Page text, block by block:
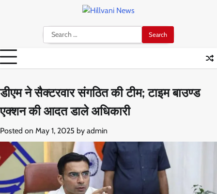
Search
for:
डीएम ने सैक्टरवार संगठित की टीम; टाइम बाउण्ड
एक्शन की आदत डाले अधिकारी
Posted on May 1, 2025 by admin